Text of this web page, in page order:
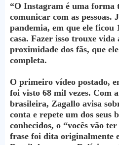
“O Instagram é uma forma
comunicar com as pessoas.
pandemia, em que ele ficou
casa. Fazer isso trouxe vida
proximidade dos fãs, que
completa.
O primeiro vídeo postado,
foi visto 68 mil vezes. Com
brasileira, Zagallo avisa
conta e repete um dos seus
conhecidos, o “vocês vão
frase foi dita originalmente